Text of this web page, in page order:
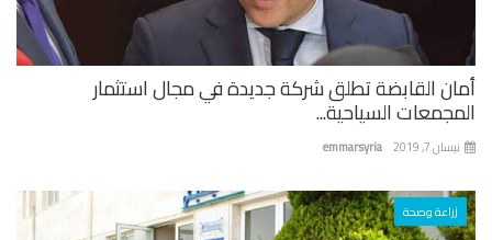
القابضة تطلق شركة جديدة في مجال استثمار
السياحية...
emmarsyria 7, 2019
زراعة وصحة